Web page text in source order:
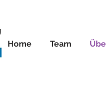
Home Team